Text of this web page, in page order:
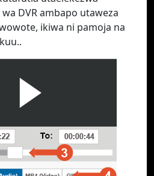
DVR ambapo utaweza
ikiwa ni pamoja na